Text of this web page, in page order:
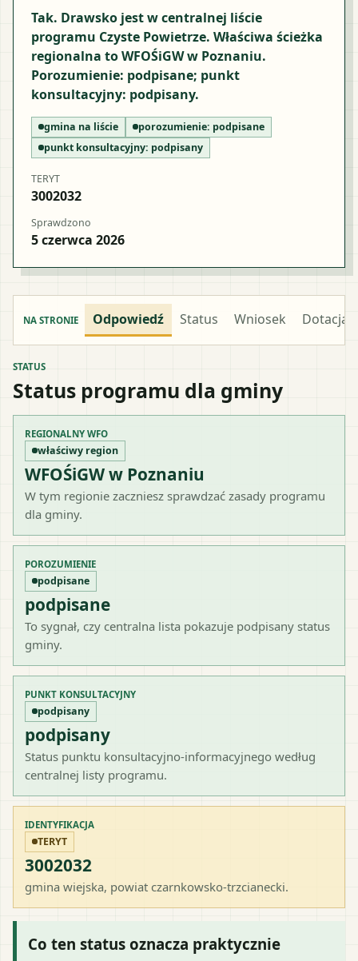
Tak. Drawsko jest w centralnej liście
programu Czyste Powietrze. Właściwa ścieżka
regionalna to WFOŚiGW w Poznaniu.
Porozumienie: podpisane; punkt
konsultacyjny: podpisany.
gmina na liście porozumienie: podpisane
punkt konsultacyjny: podpisany
TERYT
3002032
Sprawdzono
5 czerwca 2026
NA STRONIE Odpowiedź Status Wniosek Dotacja
STATUS
Status programu dla gminy
REGIONALNY WFO
właściwy region
WFOŚiGW w Poznaniu
W tym regionie zaczniesz sprawdzać zasady programu
dla gminy.
POROZUMIENIE
podpisane
podpisane
To sygnał, czy centralna lista pokazuje podpisany status
gminy.
PUNKT KONSULTACYJNY
podpisany
podpisany
Status punktu konsultacyjno-informacyjnego według
centralnej listy programu.
IDENTYFIKACJA
TERYT
3002032
gmina wiejska, powiat czarnkowsko-trzcianecki.
Co ten status oznacza praktycznie